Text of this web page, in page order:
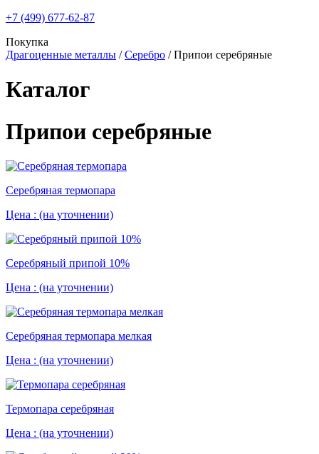
+7 (499) 677-62-87
Покупка
Драгоценные металлы / Серебро / Припои серебряные
Каталог
Припои серебряные
Серебряная термопара
Цена : (на уточнении)
Серебряный припой 10%
Цена : (на уточнении)
Серебряная термопара мелкая
Цена : (на уточнении)
Термопара серебряная
Цена : (на уточнении)